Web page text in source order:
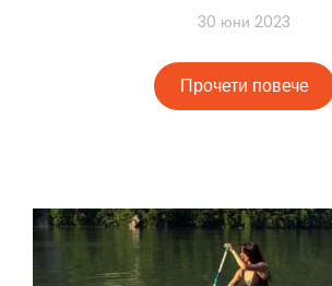
30 юни 2023
Прочети повече